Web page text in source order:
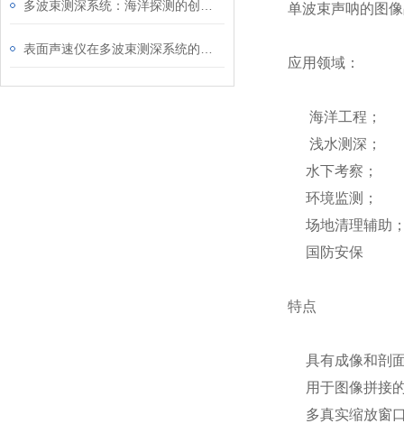
单波束声呐的图
应用领域：
海洋工程；
浅水测深；
水下考察；
环境监测；
场地清理辅助
国防安保
特点
具有成像和剖
用于图像拼接
多真实缩放窗